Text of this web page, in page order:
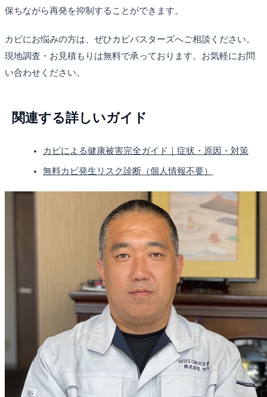
保ちながら再発を抑制することができます。
カビにお悩みの方は、ぜひカビバスターズへご相談ください。
現地調査・お見積もりは無料で承っております。お気軽にお問
い合わせください。
関連する詳しいガイド
カビによる健康被害完全ガイド｜症状・原因・対策
無料カビ発生リスク診断（個人情報不要）